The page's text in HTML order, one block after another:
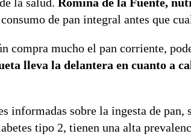
de pan integral antes que
compra mucho el pan corriente,
lleva la delantera en cuanto a
informadas sobre la ingesta de pan,
tipo 2, tienen una alta